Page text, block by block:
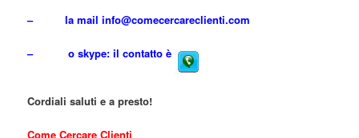
– la mailinfo@comecercareclienti.com
– o skype: il contatto è
Cordiali saluti e a presto!
Come Cercare Clienti